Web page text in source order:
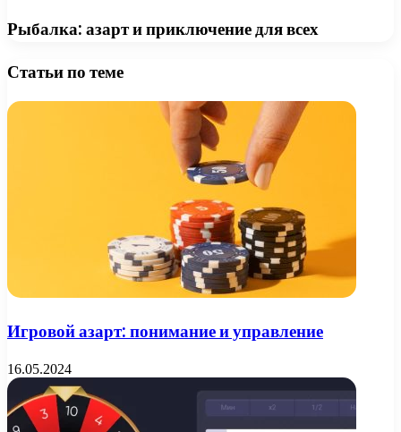
Рыбалка: азарт и приключение для всех
Статьи по теме
Игровой азарт: понимание и управление
16.05.2024